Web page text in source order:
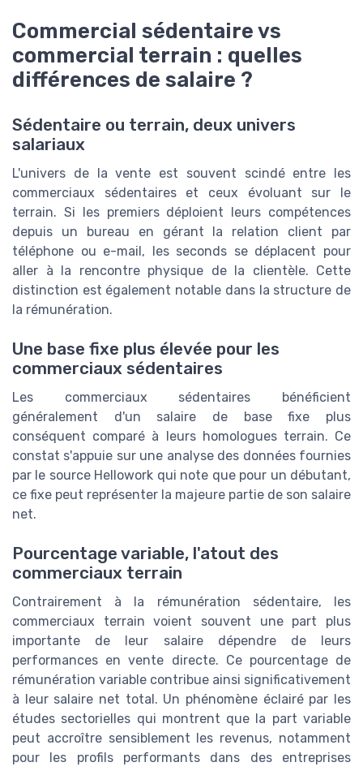
Commercial sédentaire vs
commercial terrain : quelles
différences de salaire ?
Sédentaire ou terrain, deux univers
salariaux
L'univers de la vente est souvent scindé entre les
commerciaux sédentaires et ceux évoluant sur le
terrain. Si les premiers déploient leurs compétences
depuis un bureau en gérant la relation client par
téléphone ou e-mail, les seconds se déplacent pour
aller à la rencontre physique de la clientèle. Cette
distinction est également notable dans la structure de
la rémunération.
Une base fixe plus élevée pour les
commerciaux sédentaires
Les commerciaux sédentaires bénéficient
généralement d'un salaire de base fixe plus
conséquent comparé à leurs homologues terrain. Ce
constat s'appuie sur une analyse des données fournies
par le source Hellowork qui note que pour un débutant,
ce fixe peut représenter la majeure partie de son salaire
net.
Pourcentage variable, l'atout des
commerciaux terrain
Contrairement à la rémunération sédentaire, les
commerciaux terrain voient souvent une part plus
importante de leur salaire dépendre de leurs
performances en vente directe. Ce pourcentage de
rémunération variable contribue ainsi significativement
à leur salaire net total. Un phénomène éclairé par les
études sectorielles qui montrent que la part variable
peut accroître sensiblement les revenus, notamment
pour les profils performants dans des entreprises